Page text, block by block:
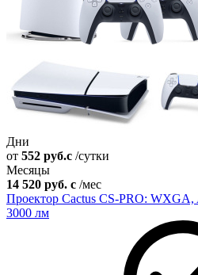
Дни
от 552 руб.c /сутки
Месяцы
14 520 руб. c /мес
Проектор Cactus CS-PRO:
3000 лм